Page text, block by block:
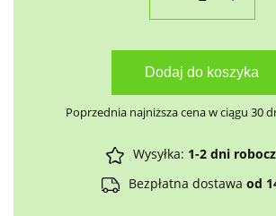
Dodaj do koszyka
Poprzednia najniższa cena w ciągu 30
Wysyłka: 1-2 dni
Bezpłatna dostawa od